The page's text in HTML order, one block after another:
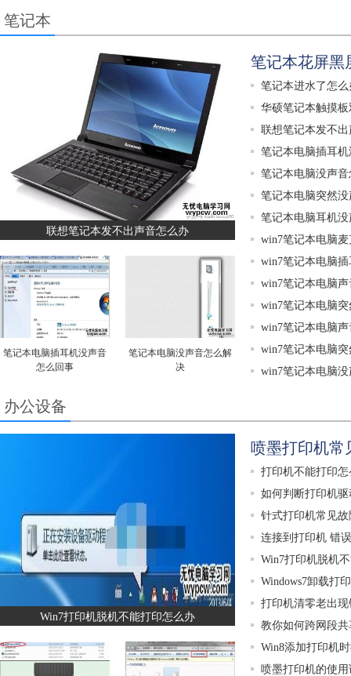
笔记本
联想笔记本发不出声音怎么办
笔记本电脑插耳机没声音
怎么回事
笔记本电脑没声音怎么解
决
笔记本花屏黑
笔记本进水了怎么
华硕笔记本触摸
联想笔记本发不
笔记本电脑插耳
笔记本电脑没声
笔记本电脑突然
笔记本电脑耳机
win7笔记本电脑
win7笔记本电脑
win7笔记本电脑
win7笔记本电脑
win7笔记本电脑
win7笔记本电脑
win7笔记本电脑
办公设备
Win7打印机脱机不能打印怎么办
喷墨打印机常
打印机不能打印
如何判断打印机
针式打印机常见
连接到打印机 错
Win7打印机脱机
Windows7卸载打
打印机清零老出现
教你如何跨网段
Win8添加打印机
喷墨打印机的使用